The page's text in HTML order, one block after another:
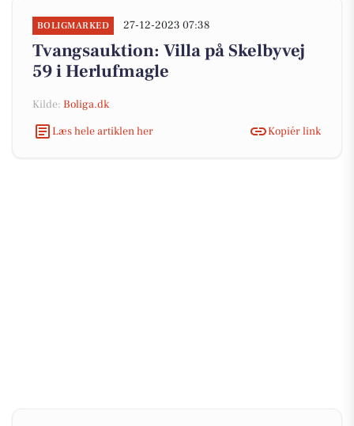
BOLIGMARKED 27-12-2023 07:38
Tvangsauktion: Villa på Skelbyvej
59 i Herlufmagle
Kilde: Boliga.dk
Læs hele artiklen her
Kopiér link